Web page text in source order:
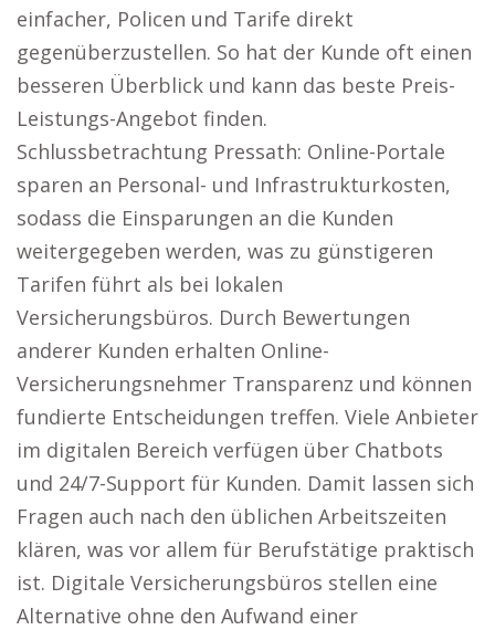
einfacher, Policen und Tarife direkt
gegenüberzustellen. So hat der Kunde oft einen
besseren Überblick und kann das beste Preis-
Leistungs-Angebot finden.
Schlussbetrachtung Pressath: Online-Portale
sparen an Personal- und Infrastrukturkosten,
sodass die Einsparungen an die Kunden
weitergegeben werden, was zu günstigeren
Tarifen führt als bei lokalen
Versicherungsbüros. Durch Bewertungen
anderer Kunden erhalten Online-
Versicherungsnehmer Transparenz und können
fundierte Entscheidungen treffen. Viele Anbieter
im digitalen Bereich verfügen über Chatbots
und 24/7-Support für Kunden. Damit lassen sich
Fragen auch nach den üblichen Arbeitszeiten
klären, was vor allem für Berufstätige praktisch
ist. Digitale Versicherungsbüros stellen eine
Alternative ohne den Aufwand einer